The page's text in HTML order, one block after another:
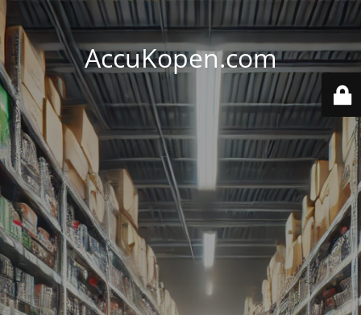
AccuKopen.com